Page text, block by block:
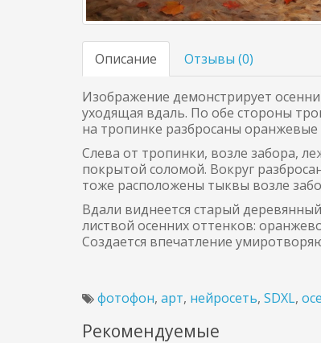
Описание Отзывы (0)
Изображение демонстрирует
уходящая вдаль. По обе стороны
на тропинке разбросаны
Слева от тропинки, возле забора,
покрытой соломой. Вокруг
тоже расположены тыквы возле
Вдали виднеется старый
листвой осенних оттенков:
Создается впечатление
фотофон, арт, нейросеть, SDXL,
Рекомендуемые